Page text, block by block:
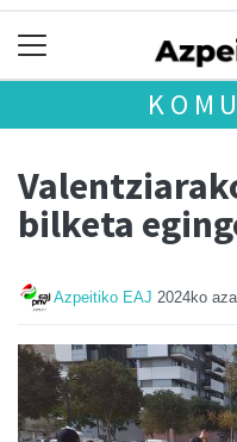
bilketa
Azpeitiko EAJ 2024ko